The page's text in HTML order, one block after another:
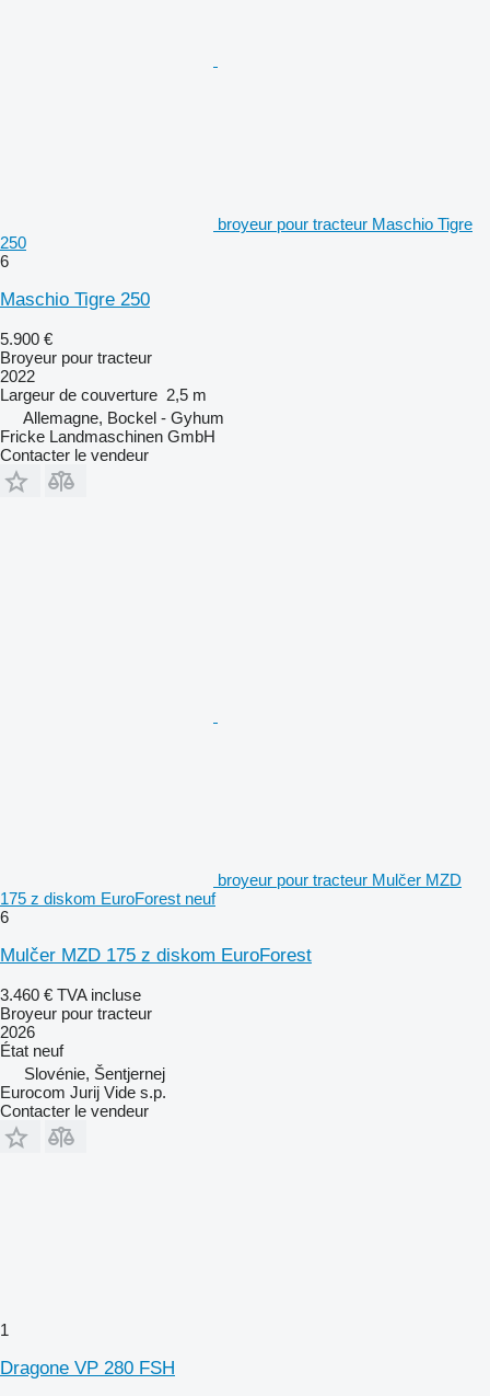
broyeur pour tracteur Maschio Tigre
250
6
Maschio Tigre 250
5.900 €
Broyeur pour tracteur
2022
Largeur de couverture 2,5 m
Allemagne, Bockel - Gyhum
Fricke Landmaschinen GmbH
Contacter le vendeur
broyeur pour tracteur Mulčer MZD
175 z diskom EuroForest neuf
6
Mulčer MZD 175 z diskom EuroForest
3.460 € TVA incluse
Broyeur pour tracteur
2026
État neuf
Slovénie, Šentjernej
Eurocom Jurij Vide s.p.
Contacter le vendeur
1
Dragone VP 280 FSH